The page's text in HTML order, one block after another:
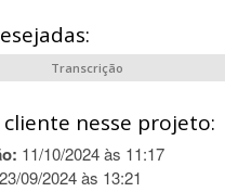
Transcrição
nesse projeto:
11/10/2024 às 11:17
23/09/2024 às 13:21